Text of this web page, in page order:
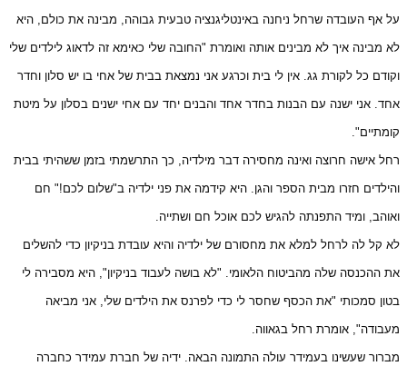
על אף העובדה שרחל ניחנה באינטליגנציה טבעית גבוהה, מבינה את כולם, היא
לא מבינה איך לא מבינים אותה ואומרת "החובה שלי כאימא זה לדאוג לילדים שלי
וקודם כל לקורת גג. אין לי בית וכרגע אני נמצאת בבית של אחי בו יש סלון וחדר
אחד. אני ישנה עם הבנות בחדר אחד והבנים יחד עם אחי ישנים בסלון על מיטת
קומתיים".
רחל אישה חרוצה ואינה מחסירה דבר מילדיה, כך התרשמתי בזמן ששהיתי בבית
והילדים חזרו מבית הספר והגן. היא קידמה את פני ילדיה ב"שלום לכם!" חם
ואוהב, ומיד התפנתה להגיש לכם אוכל חם ושתייה.
לא קל לה לרחל למלא את מחסורם של ילדיה והיא עובדת בניקיון כדי להשלים
את ההכנסה שלה מהביטוח הלאומי. "לא בושה לעבוד בניקיון", היא מסבירה לי
בטון סמכותי "את הכסף שחסר לי כדי לפרנס את הילדים שלי, אני מביאה
מעבודה", אומרת רחל בגאווה.
מברור שעשינו בעמידר עולה התמונה הבאה. ידיה של חברת עמידר כחברה